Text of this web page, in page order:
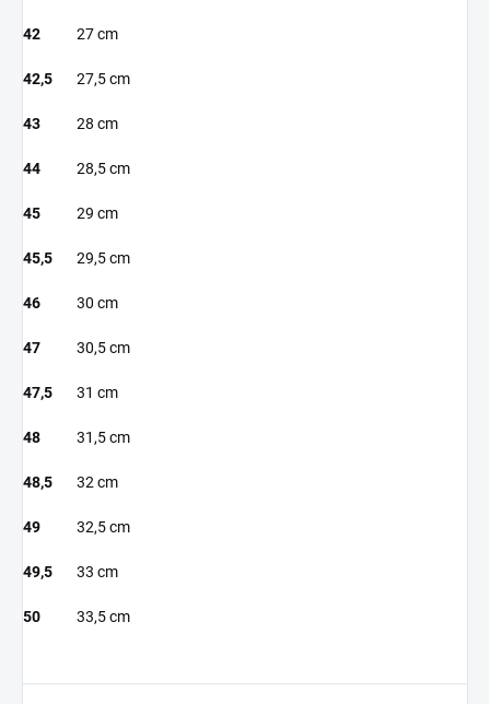
42 27 cm
42,5 27,5 cm
43 28 cm
44 28,5 cm
45 29 cm
45,5 29,5 cm
46 30 cm
47 30,5 cm
47,5 31 cm
48 31,5 cm
48,5 32 cm
49 32,5 cm
49,5 33 cm
50 33,5 cm